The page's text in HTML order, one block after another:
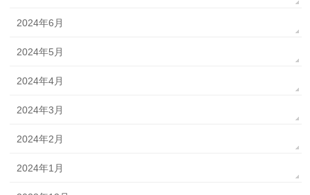
2024年6月
2024年5月
2024年4月
2024年3月
2024年2月
2024年1月